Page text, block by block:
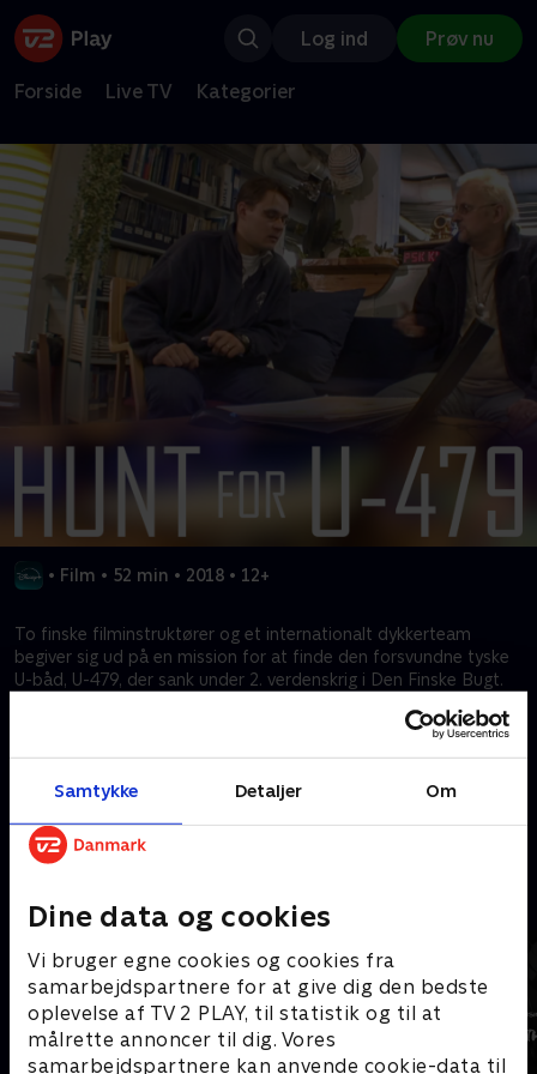
Samtykke Detaljer Om
Dine data og cookies
Vi bruger egne cookies og cookies fra
samarbejdspartnere for at give dig den bedste
oplevelse af TV 2 PLAY, til statistik og til at
målrette annoncer til dig. Vores
samarbejdspartnere kan anvende cookie-data til
Log ind Prøv nu
Forside Live TV Kategorier
• Film • 52 min • 2018 • 12+
To finske filminstruktører og et internationalt dykkerteam
begiver sig ud på en mission for at finde den forsvundne tyske
U-båd, U-479, der sank under 2. verdenskrig i Den Finske Bugt.
Lembit får ubesvarede spørgsmål filmskaberne til at undersøge
Kræver tilkøb
Mere indhold fra Disney+